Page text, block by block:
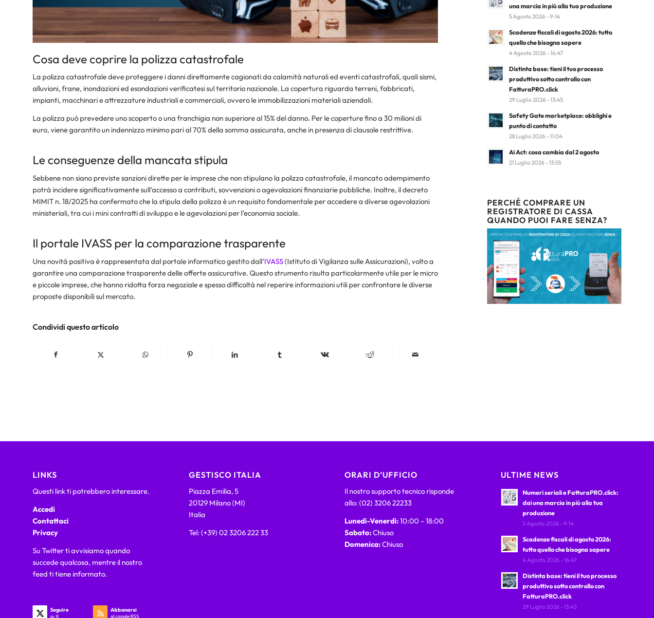
Cosa deve coprire la polizza catastrofale
La polizza catastrofale deve proteggere i danni direttamente cagionati da calamità naturali ed eventi catastrofali, quali sismi,
alluvioni, frane, inondazioni ed esondazioni verificatesi sul territorio nazionale. La copertura riguarda terreni, fabbricati,
impianti, macchinari e attrezzature industriali e commerciali, ovvero le immobilizzazioni materiali aziendali.​
La polizza può prevedere uno scoperto o una franchigia non superiore al 15% del danno. Per le coperture fino a 30 milioni di
euro, viene garantito un indennizzo minimo pari al 70% della somma assicurata, anche in presenza di clausole restrittive.​
Le conseguenze della mancata stipula
Sebbene non siano previste sanzioni dirette per le imprese che non stipulano la polizza catastrofale, il mancato adempimento
potrà incidere significativamente sull’accesso a contributi, sovvenzioni o agevolazioni finanziarie pubbliche. Inoltre, il decreto
MIMIT n. 18/2025 ha confermato che la stipula della polizza è un requisito fondamentale per accedere a diverse agevolazioni
ministeriali, tra cui i mini contratti di sviluppo e le agevolazioni per l’economia sociale.​
Il portale IVASS per la comparazione trasparente
Una novità positiva è rappresentata dal portale informatico gestito dall’IVASS(Istituto di Vigilanza sulle Assicurazioni), volto a
garantire una comparazione trasparente delle offerte assicurative. Questo strumento risulta particolarmente utile per le micro
e piccole imprese, che hanno ridotta forza negoziale e spesso difficoltà nel reperire informazioni utili per confrontare le diverse
proposte disponibili sul mercato.​
Condividi questo articolo
una marcia in più alla tua produzione
5 Agosto 2026 - 9:14
Scadenze fiscali di agosto 2026: tutto
quello che bisogna sapere
4 Agosto 2026 - 16:47
Distinta base: tieni il tuo processo
produttivo sotto controllo con
FatturaPRO.click
29 Luglio 2026 - 13:45
Safety Gate marketplace: obblighi e
punto di contatto
28 Luglio 2026 - 11:04
Ai Act: cosa cambia dal 2 agosto
21 Luglio 2026 - 13:55
PERCHÉ COMPRARE UN
REGISTRATORE DI CASSA
QUANDO PUOI FARE SENZA?
LINKS
Questi link ti potrebbero interessare.
Accedi
Contattaci
Privacy
Su Twitter ti avvisiamo quando
succede qualcosa, mentre il nostro
feed ti tiene informato.
Seguire
su X
Abbonarsi
al canale RSS
GESTISCO ITALIA
Piazza Emilia, 5
20129 Milano (MI)
Italia
Tel: (+39) 02 3206 222 33
ORARI D’UFFICIO
Il nostro supporto tecnico risponde
allo: (02) 3206 22233
Lunedì-Venerdì:10:00 – 18:00
Sabato:Chiuso
Domenica:Chiuso
ULTIME NEWS
Numeri seriali e FatturaPRO.click:
dai una marcia in più alla tua
produzione
5 Agosto 2026 - 9:14
Scadenze fiscali di agosto 2026:
tutto quello che bisogna sapere
4 Agosto 2026 - 16:47
Distinta base: tieni il tuo processo
produttivo sotto controllo con
FatturaPRO.click
29 Luglio 2026 - 13:45